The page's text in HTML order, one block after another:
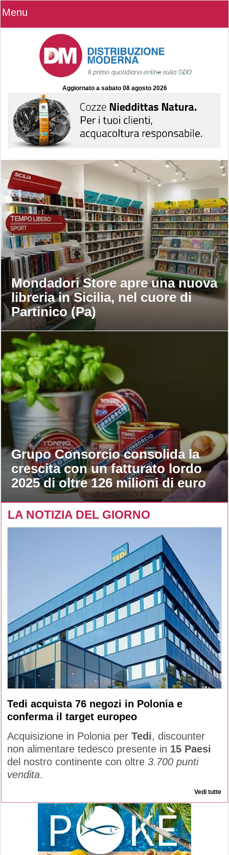
Menu
Aggiornato a sabato 08 agosto 2026
Mondadori Store apre una nuova
libreria in Sicilia, nel cuore di
Partinico (Pa)
Grupo Consorcio consolida la
crescita con un fatturato lordo
2025 di oltre 126 milioni di euro
LA NOTIZIA DEL GIORNO
Tedi acquista 76 negozi in Polonia e
conferma il target europeo
Acquisizione in Polonia per Tedi, discounter
non alimentare tedesco presente in 15 Paesi
del nostro continente con oltre 3.700 punti
vendita.
Vedi tutte